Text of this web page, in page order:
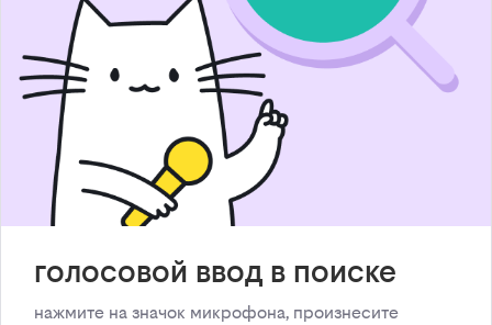
голосовой ввод в поиске
нажмите на значок микрофона, произнесите